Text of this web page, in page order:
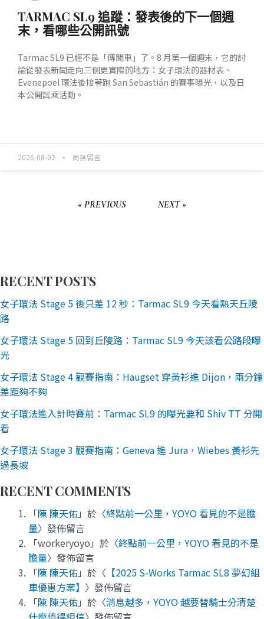
TARMAC SL9 追蹤：發表後的下一個週
末，看哪些公開訊號
Tarmac SL9 已經不是「傳聞車」了。8 月第一個週末，它的討
論從發表新聞走向三個更實際的地方：女子環法的器材表、
Evenepoel 環法後接著跑 San Sebastián 的賽事曝光，以及日
本公開試乘活動。
2026-08-02 尚無留言
« PREVIOUS NEXT »
RECENT POSTS
女子環法 Stage 5 後只差 12 秒：Tarmac SL9 今天看熱天丘陵
路
女子環法 Stage 5 回到丘陵路：Tarmac SL9 今天該看公路段曝
光
女子環法 Stage 4 觀賽指南：Haugset 穿黃衫進 Dijon，兩分鐘
差距夠不夠
女子環法進入計時賽前：Tarmac SL9 的曝光要和 Shiv TT 分開
看
女子環法 Stage 3 觀賽指南：Geneva 進 Jura，Wiebes 黃衫先
過長坡
RECENT COMMENTS
「陳 陳天佑」於〈終點前一公里，YOYO 看見的不是膽
量〉發佈留言
「workeryoyo 」於〈終點前一公里，YOYO 看見的不是
膽量〉發佈留言
「陳 陳天佑」於〈 【2025 S-Works Tarmac SL8 夢幻組
車優惠方案】 〉發佈留言
「陳 陳天佑」於〈消息越多，YOYO 越要替騎士分清楚